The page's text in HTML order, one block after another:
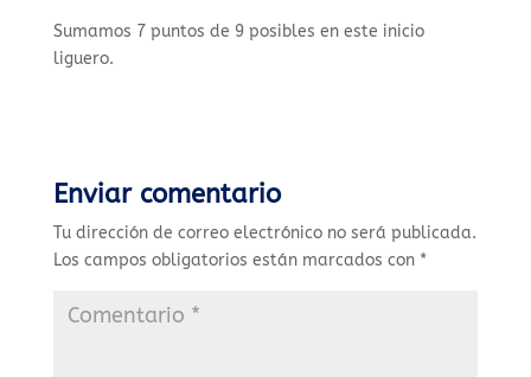
Sumamos 7 puntos de 9 posibles en este inicio
liguero.
Enviar comentario
Tu dirección de correo electrónico no será publicada.
Los campos obligatorios están marcados con *